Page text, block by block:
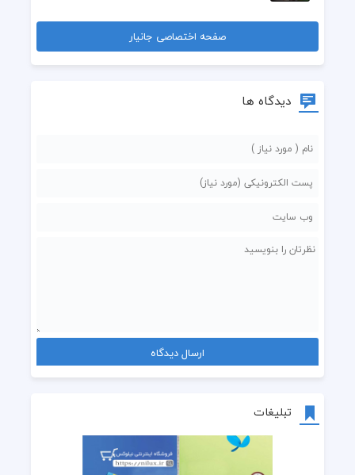
تبلیغات
  بمونو این وضعو جمع کنش
صفحه اختصاصی جانیار
دیدگاه ها